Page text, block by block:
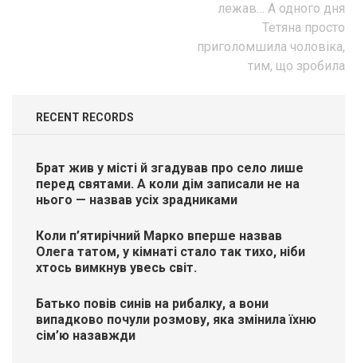
лежав… А одного дня
Тетяна просто
приголомшила чоловіка,
тим, що зробила
RECENT RECORDS
Брат жив у місті й згадував про село лише
перед святами. А коли дім записали не на
нього — назвав усіх зрадниками
Коли п’ятирічний Марко вперше назвав
Олега татом, у кімнаті стало так тихо, ніби
хтось вимкнув увесь світ.
Батько повів синів на рибалку, а вони
випадково почули розмову, яка змінила їхню
сім’ю назавжди